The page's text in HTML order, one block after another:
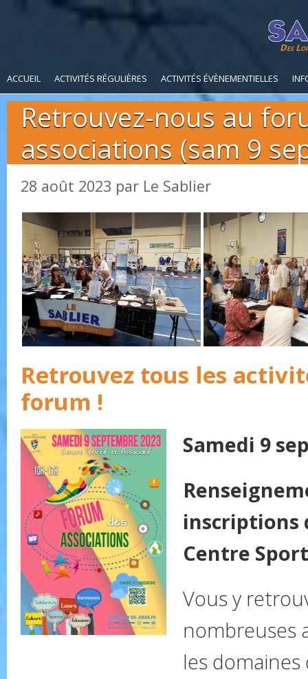
Des
ACCUEIL ACTIVITÉS RÉGULIÈRES ACTIVITÉS ÉVÈNEMENTIELLES
Retrouvez-nous au
associations (sam 9
28 août 2023 par Le Sablier
Retrouvez tous les
forum !
Samedi 9
inscriptions
Centre
Vous y
nombreuses
les